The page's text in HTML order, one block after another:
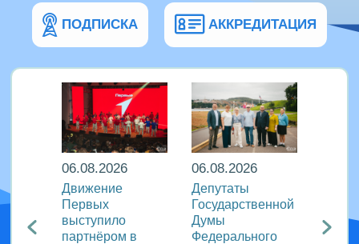
ПОДПИСКА АККРЕДИТАЦИЯ
в
06.08.2026
Движение
Первых
выступило
партнёром в
06.08.2026
Депутаты
Государственной
Думы
Федерального
идеи